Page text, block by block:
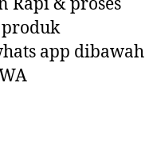
Rapi & proses
produk
app dibawah